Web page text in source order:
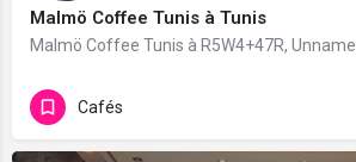
Malmö Coffee Tunis à Tunis
Cafés